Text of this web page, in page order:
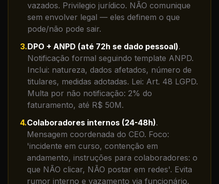
vazados. Privilegio jurídico. NÃO comunique
sem envolver legal — eles definem o que
pode/não pode sair.
3.DPO + ANPD (até 72h se dado pessoal).
Notificação formal seguindo template ANPD.
Inclui: natureza, dados afetados, número de
titulares, medidas adotadas. Lei: Art. 48 LGPD.
Multa por não notificação: 2% do
faturamento, até R$ 50M.
4.Colaboradores internos (24-48h).
Mensagem coordenada do CEO. Foco:
'incidente em curso, contenção em
andamento, instruções para colaboradores: o
que NÃO clicar, NÃO postar em redes'. Evita
rumor interno e vazamento via funcionário.